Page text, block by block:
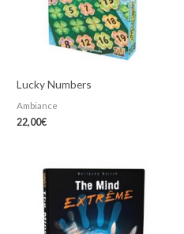
Lucky Numbers
Ambiance
22,00€